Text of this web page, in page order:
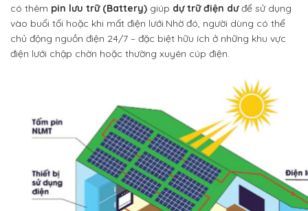
có thêm pin lưu trữ (Battery) giúp dự trữ điện dưđể sử dụng
vào buổi tối hoặc khi mất điện lưới.Nhờ đó, người dùng có thể
chủ động nguồn điện 24/7 – đặc biệt hữu ích ở những khu vực
điện lưới chập chờn hoặc thường xuyên cúp điện.